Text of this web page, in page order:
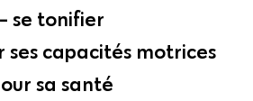
- se tonifier
ses capacités motrices
sa santé